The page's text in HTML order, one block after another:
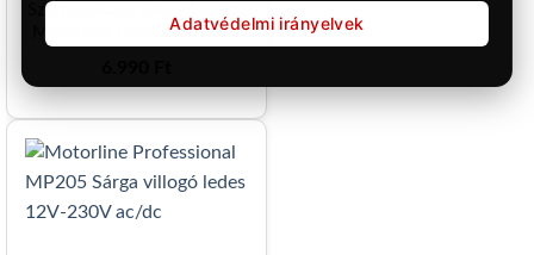
Szárnyaskapu ütköző gyűrű
Motorline Lince motorhozAdatvédelmi irányelvek